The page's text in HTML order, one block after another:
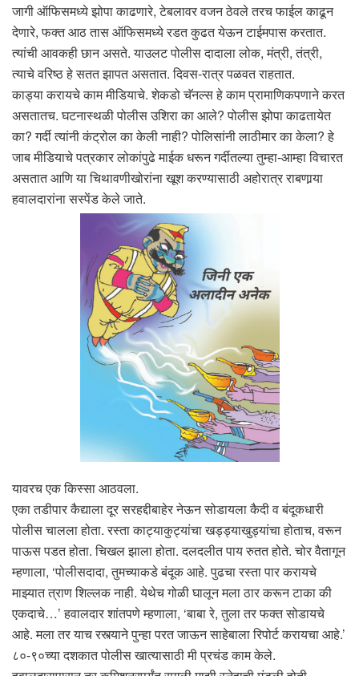
जागी ऑफिसमध्ये झोपा काढणारे, टेबलावर वजन ठेवले तरच फाईल काढून
देणारे, फक्त आठ तास ऑफिसमध्ये रडत कुढत येऊन टाईमपास करतात.
त्यांची आवकही छान असते. याउलट पोलीस दादाला लोक, मंत्री, तंत्री,
त्याचे वरिष्ठ हे सतत झापत असतात. दिवस-रात्र पळवत राहतात.
काड्या करायचे काम मीडियाचे. शेकडो चॅनल्स हे काम प्रामाणिकपणाने करत
असतातच. घटनास्थळी पोलीस उशिरा का आले? पोलीस झोपा काढतायेत
का? गर्दी त्यांनी कंट्रोल का केली नाही? पोलिसांनी लाठीमार का केला? हे
जाब मीडियाचे पत्रकार लोकांपुढे माईक धरून गर्दीतल्या तुम्हा-आम्हा विचारत
असतात आणि या चिथावणीखोरांना खूश करण्यासाठी अहोरात्र राबणार्‍या
हवालदारांना सस्पेंड केले जाते.
यावरच एक किस्सा आठवला.
एका तडीपार कैद्याला दूर सरहद्दीबाहेर नेऊन सोडायला कैदी व बंदूकधारी
पोलीस चालला होता. रस्ता काट्याकुट्यांचा खड्ड्याखुड्यांचा होताच, वरून
पाऊस पडत होता. चिखल झाला होता. दलदलीत पाय रुतत होते. चोर वैतागून
म्हणाला, ‘पोलीसदादा, तुमच्याकडे बंदूक आहे. पुढचा रस्ता पार करायचे
माझ्यात त्राण शिल्लक नाही. येथेच गोळी घालून मला ठार करून टाका की
एकदाचे…’ हवालदार शांतपणे म्हणाला, ‘बाबा रे, तुला तर फक्त सोडायचे
आहे. मला तर याच रस्त्याने पुन्हा परत जाऊन साहेबाला रिपोर्ट करायचा आहे.’
८०-९०च्या दशकात पोलीस खात्यासाठी मी प्रचंड काम केले.